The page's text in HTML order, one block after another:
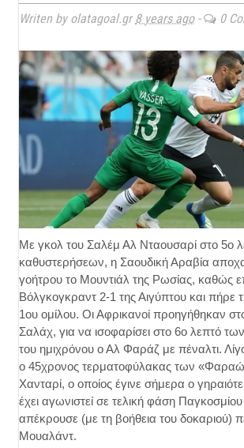
Writen by olatagoal.gr8 years ago- 0
Με γκολ του Σαλέμ Αλ Νταουσαρί στο 5ο
καθυστερήσεων, η Σαουδική Αραβία
γοήτρου το Μουντιάλ της Ρωσίας, καθώς
Βόλγκογκραντ 2-1 της Αιγύπτου και πήρε
1ου ομίλου. Οι Αφρικανοί προηγήθηκαν
Σαλάχ, για να ισοφαρίσει στο 6ο λεπτό
του ημιχρόνου ο Αλ Φαράζ με πέναλτι.
ο 45χρονος τερματοφύλακας των
Χανταρί, ο οποίος έγινε σήμερα ο
έχει αγωνιστεί σε τελική φάση
απέκρουσε (με τη βοήθεια του δοκαριού)
Μουαλάντ.